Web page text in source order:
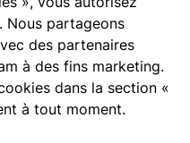
Nous partageons
des partenaires
à des fins marketing.
dans la section «
à tout moment.